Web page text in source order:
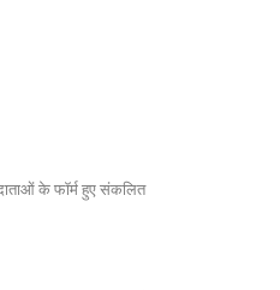
के फॉर्म हुए संकलित